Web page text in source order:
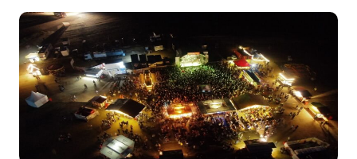
IT
DA
SV